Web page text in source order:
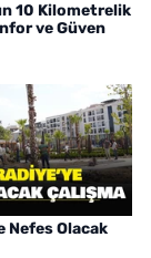
10 Kilometrelik
ve Güven
Nefes Olacak